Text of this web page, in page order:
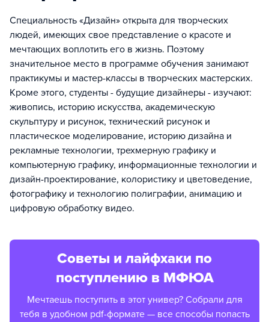
Специальность «Дизайн» открыта для творческих
людей, имеющих свое представление о красоте и
мечтающих воплотить его в жизнь. Поэтому
значительное место в программе обучения занимают
практикумы и мастер-классы в творческих мастерских.
Кроме этого, студенты - будущие дизайнеры - изучают:
живопись, историю искусства, академическую
скульптуру и рисунок, технический рисунок и
пластическое моделирование, историю дизайна и
рекламные технологии, трехмерную графику и
компьютерную графику, информационные технологии и
дизайн-проектирование, колористику и цветоведение,
фотографику и технологию полиграфии, анимацию и
цифровую обработку видео.
Советы и лайфхаки по
поступлению в МФЮА
Мечтаешь поступить в этот универ? Собрали для
тебя в удобном pdf-формате — все способы попасть